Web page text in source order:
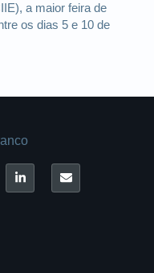
a maior feira de
os dias 5 e 10 de